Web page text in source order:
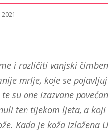
i različiti vanjski
mrlje, koje se
su one izazvane
ten tijekom ljeta, a
Kada je koža izložena